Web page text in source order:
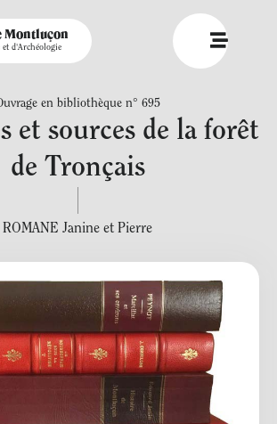
Montluçon
d'Archéologie
en bibliothèque n° 695
et sources de la forêt
de Tronçais
ROMANE Janine et Pierre